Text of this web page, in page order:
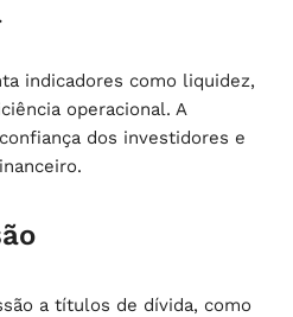
indicadores como liquidez,
operacional. A
dos investidores e
a títulos de dívida, como